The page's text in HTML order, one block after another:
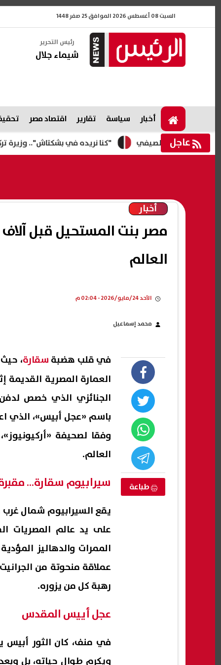
السبت 08 أغسطس 2026 الموافق 25 صفر 1448
رئيس التحرير
شيماء جلال
أخبار سياسة تقارير اقتصاد مصر
عاجل "كنا نريده في بشكتاش".. وزيرة تركية تعلق
أخبار
مصر بنت المستحيل قبل
العالم
الأحد 24/مايو/2026 - 02:04 م
محمد إسماعيل
طباعة
في قلب هضبةسقارة، حيث
العمارة المصرية
الجنائزي الذي خصص
باسم «عجل أبيس»، الذي
وفقا لصحيفة
العالم.
سيرابيوم سقارة…
على يد عالم المصريات
الممرات والدهاليز
عملاقة منحوتة من
رهبة كل من يزوره.
عجل أييس المقدس
في منف، كان الثور أبيس
ويكرم طوال حياته، بل